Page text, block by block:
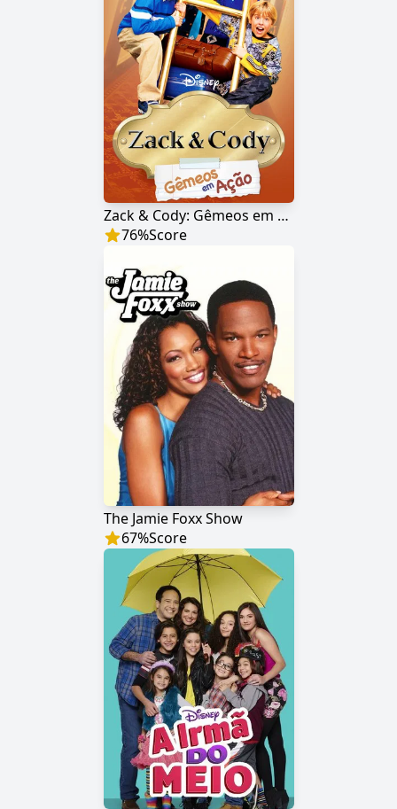
Zack & Cody: Gêmeos em Ação
76%Score
The Jamie Foxx Show
67%Score